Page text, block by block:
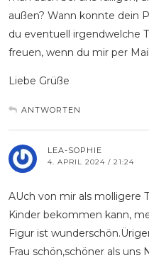
außen? Wann konnte dein
du eventuell irgendwelche
freuen, wenn du mir per
Liebe Grüße
ANTWORTEN
LEA-SOPHIE
4. APRIL 2024 / 21:24
AUch von mir als molligere
Kinder bekommen kann,
Figur ist
Frau schön,schöner als uns